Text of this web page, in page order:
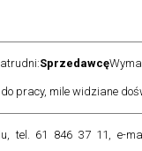
Sprzedawcę
pracy, mile widziane
tel. 61 846 37 11, e-